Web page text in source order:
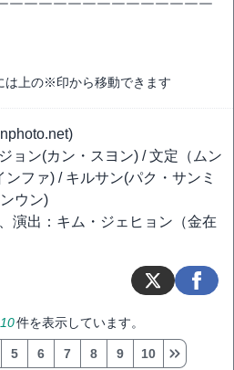
￣￣￣￣￣￣￣￣￣￣￣￣￣￣
は上の※印から移動できます
ョン(カン・スヨン) / 文定（ムン
ファ) / キルサン(パク・サンミ
ウン)
演出：キム・ジェヒョン（金在
10件を表示しています。
5 6 7 8 9 10